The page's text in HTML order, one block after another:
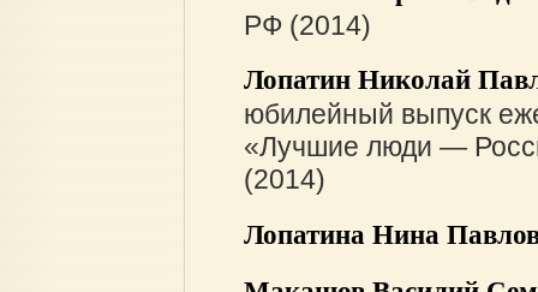
РФ (2014)
Лопатин Николай
юбилейный выпуск
«Лучшие люди —
(2014)
Лопатина Нина